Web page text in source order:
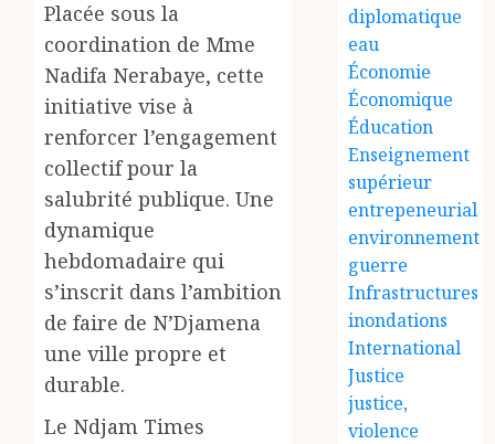
Placée sous la
coordination de Mme
Nadifa Nerabaye, cette
initiative vise à
renforcer l’engagement
collectif pour la
salubrité publique. Une
dynamique
hebdomadaire qui
s’inscrit dans l’ambition
de faire de N’Djamena
une ville propre et
durable.
Le Ndjam Times
diplomatique
eau
Économie
Économique
Éducation
Enseignement
supérieur
entrepeneurial
environnement
guerre
Infrastructures
inondations
International
Justice
justice,
violence